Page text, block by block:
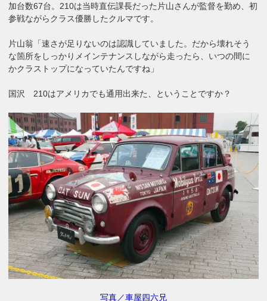
加台数67台。210は当時直伝課長だった片山さんが監督を勤め、初
参戦ながらクラス優勝したクルマです。
片山翁「速さが足りないのは認識していました。だから壊れそう
な箇所をしっかりメインテナンスしながら走ったら、いつの間に
かクラストップになっていたんですね」
国沢 210はアメリカでも通用出来た、ということですか？
写真／車屋四六兄